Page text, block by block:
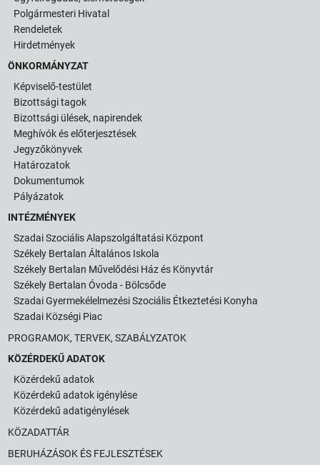
Polgármesteri Hivatal
Rendeletek
Hirdetmények
ÖNKORMÁNYZAT
Képviselő-testület
Bizottsági tagok
Bizottsági ülések, napirendek
Meghívók és előterjesztések
Jegyzőkönyvek
Határozatok
Dokumentumok
Pályázatok
INTÉZMÉNYEK
Szadai Szociális Alapszolgáltatási Központ
Székely Bertalan Általános Iskola
Székely Bertalan Művelődési Ház és Könyvtár
Székely Bertalan Óvoda - Bölcsőde
Szadai Gyermekélelmezési Szociális Étkeztetési Konyha
Szadai Községi Piac
PROGRAMOK, TERVEK, SZABÁLYZATOK
KÖZÉRDEKŰ ADATOK
Közérdekű adatok
Közérdekű adatok igénylése
Közérdekű adatigénylések
KÖZADATTÁR
BERUHÁZÁSOK ÉS FEJLESZTÉSEK